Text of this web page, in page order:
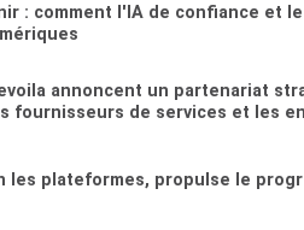
: comment l'IA de confiance et
annoncent un partenariat
fournisseurs de services et les
les plateformes, propulse le